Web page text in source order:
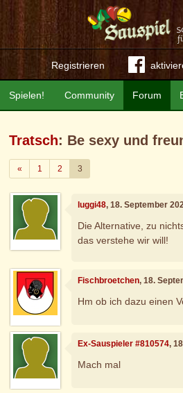
Registrieren
Community Forum
Spielen!
Tratsch: Be sexy und
«Zurück
1 2 3
luggi48, 18. September
Die Alternative, zu
das verstehe wir will!
Fischbroetchen, 18.
Hm ob ich dazu einen
Ex-Sauspieler #810574,
Mach mal